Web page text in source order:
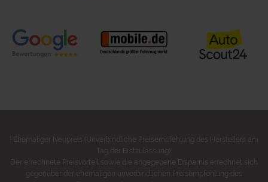
Ehemaliger Neupreis (Unverbindliche Preisempfehlung des Herstellers am
Tag der Erstzulassung).
Der errechnete Preisvorteil sowie die angegebene Ersparnis errechnet sich
gegenüber der ehemaligen unverbindlichen Preisempfehlung des